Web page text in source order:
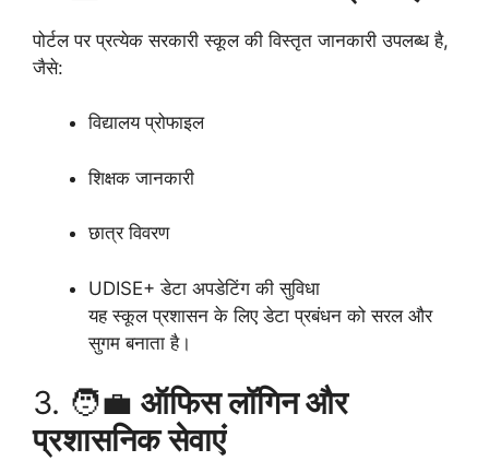
पोर्टल पर प्रत्येक सरकारी स्कूल की विस्तृत जानकारी उपलब्ध है,
जैसे:
विद्यालय प्रोफाइल
शिक्षक जानकारी
छात्र विवरण
UDISE+ डेटा अपडेटिंग की सुविधा
यह स्कूल प्रशासन के लिए डेटा प्रबंधन को सरल और
सुगम बनाता है।
3. 🧑‍💼 ऑफिस लॉगिन और
प्रशासनिक सेवाएं